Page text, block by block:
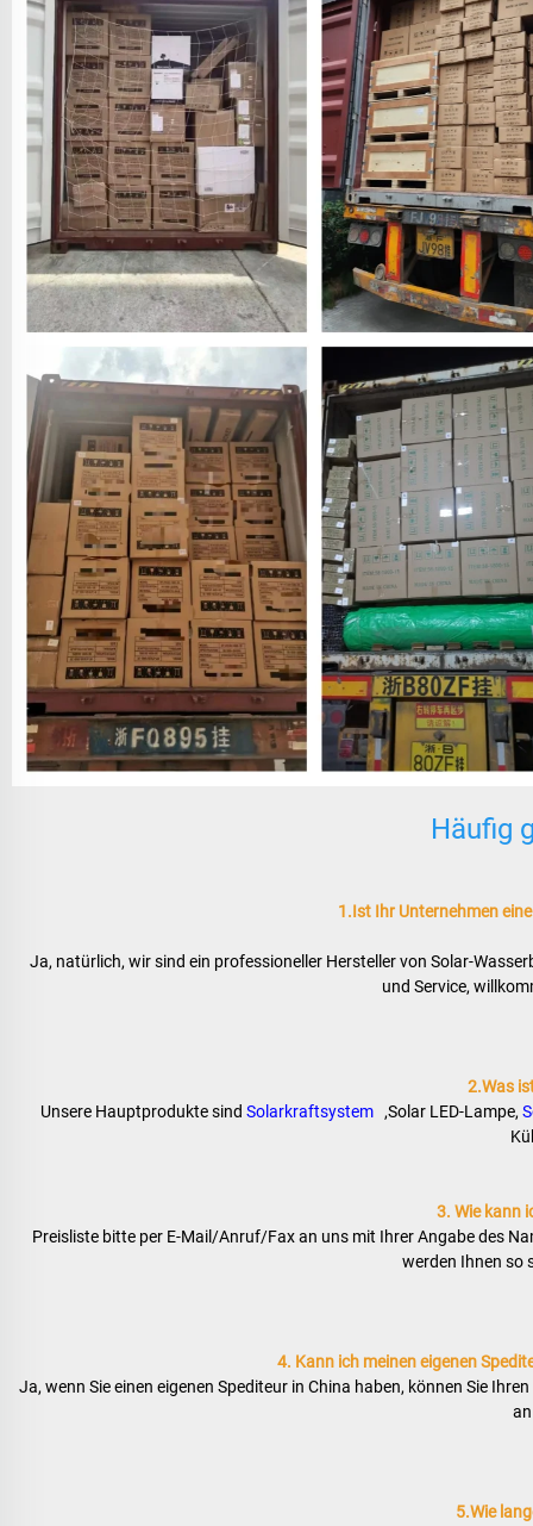
Häufig
1.Ist Ihr Unternehmen
Ja, natürlich, wir sind ein professioneller Hersteller von Solar-
und Service,
2.Was
Unsere Hauptprodukte sind Solarkraftsystem ,Solar LED-Lampe,
3. Wie kann
Preisliste bitte per E-Mail/Anruf/Fax an uns mit Ihrer Angabe des
werden Ihnen so
4. Kann ich meinen eigenen
Ja, wenn Sie einen eigenen Spediteur in China haben, können Sie
5.Wie